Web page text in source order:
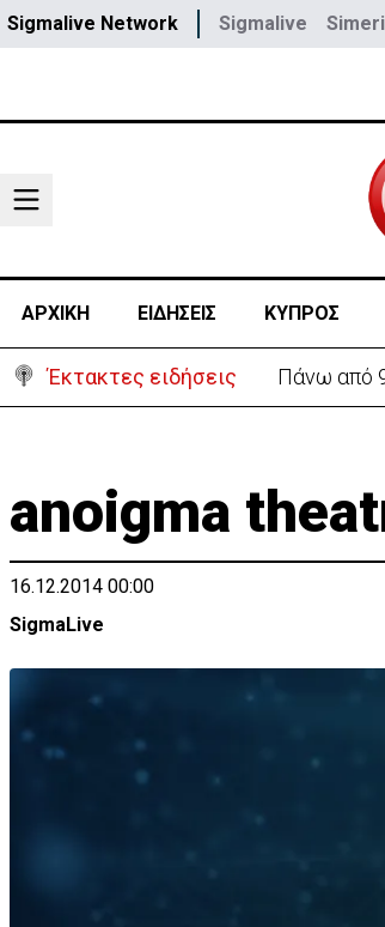
Sigmalive Network Sigmalive
ΑΡΧΙΚΗ ΕΙΔΗΣΕΙΣ ΚΥΠΡΟΣ
Έκτακτες ειδήσεις Πάνω από
anoigma
16.12.2014 00:00
SigmaLive